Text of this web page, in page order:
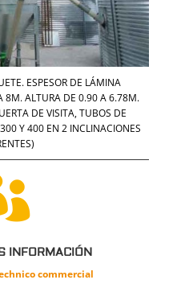
ESPESOR DE LÁMINA
8M. ALTURA DE 0.90 A 6.78M.
DE VISITA, TUBOS DE
Y 400 EN 2 INCLINACIONES
INFORMACIÓN
commercial